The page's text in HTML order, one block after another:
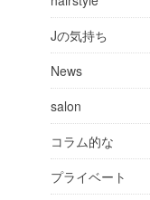
Jの気持ち
News
salon
コラム的な
プライベート